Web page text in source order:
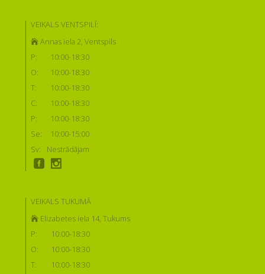
VEIKALS VENTSPILĪ:
Annas iela 2, Ventspils
P:
10:00-18:30
O:
10:00-18:30
T:
10:00-18:30
C:
10:00-18:30
P:
10:00-18:30
Se:
10:00-15:00
Sv:
Nestrādājam
VEIKALS TUKUMĀ
Elizabetes iela 14, Tukums
P:
10:00-18:30
O:
10:00-18:30
T:
10:00-18:30